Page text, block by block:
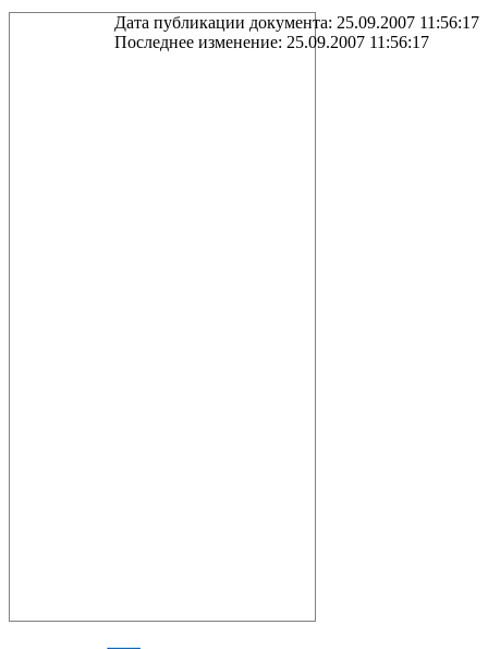
Дата публикации документа: 25.09.2007 11:56:17
Последнее изменение: 25.09.2007 11:56:17